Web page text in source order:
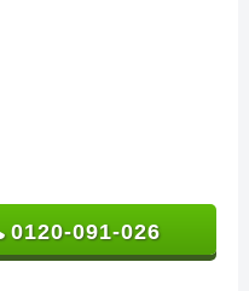
0120-091-026